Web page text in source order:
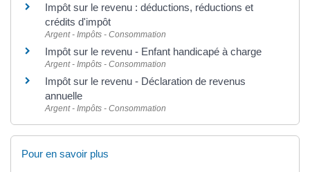
Impôt sur le revenu : déductions, réductions et
crédits d'impôt
Argent - Impôts - Consommation
Impôt sur le revenu - Enfant handicapé à charge
Argent - Impôts - Consommation
Impôt sur le revenu - Déclaration de revenus
annuelle
Argent - Impôts - Consommation
Pour en savoir plus